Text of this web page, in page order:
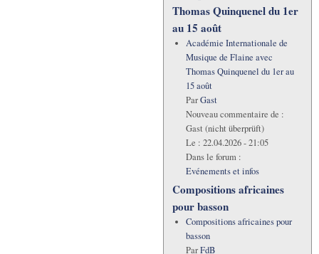
Thomas Quinquenel du 1er
au 15 août
Académie Internationale de
Musique de Flaine avec
Thomas Quinquenel du 1er au
15 août
ParGast
Nouveau commentaire de :
Gast (nicht überprüft)
Le : 22.04.2026 - 21:05
Dans le forum :
Evénements et infos
Compositions africaines
pour basson
Compositions africaines pour
basson
ParFdB